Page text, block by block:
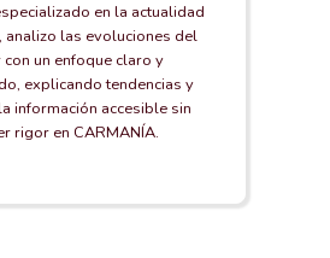
en la actualidad
analizo las evoluciones del
con un enfoque claro y
explicando tendencias y
información accesible sin
rigor en CARMANÍA.